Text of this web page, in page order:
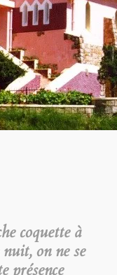
coquette à
on ne se
présence